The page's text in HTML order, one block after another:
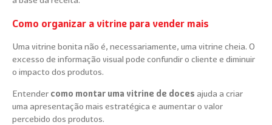
Como organizar a vitrine para vender mais
Uma vitrine bonita não é, necessariamente, uma vitrine cheia. O
excesso de informação visual pode confundir o cliente e diminuir
o impacto dos produtos.
Entender como montar uma vitrine de doces ajuda a criar
uma apresentação mais estratégica e aumentar o valor
percebido dos produtos.